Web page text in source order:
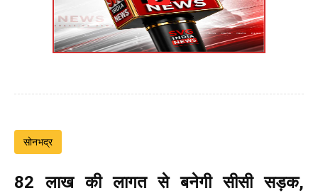
सोनभद्र
82 लाख की लागत से बनेगी सीसी सड़क,